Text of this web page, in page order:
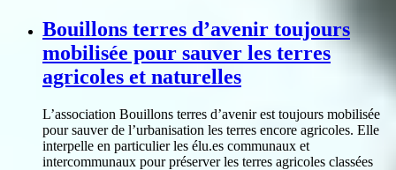
Bouillons terres d’avenir toujours
mobilisée pour sauver les terres
agricoles et naturelles
L’association Bouillons terres d’avenir est toujours mobilisée
pour sauver de l’urbanisation les terres encore agricoles. Elle
interpelle en particulier les élu.es communaux et
intercommunaux pour préserver les terres agricoles classées